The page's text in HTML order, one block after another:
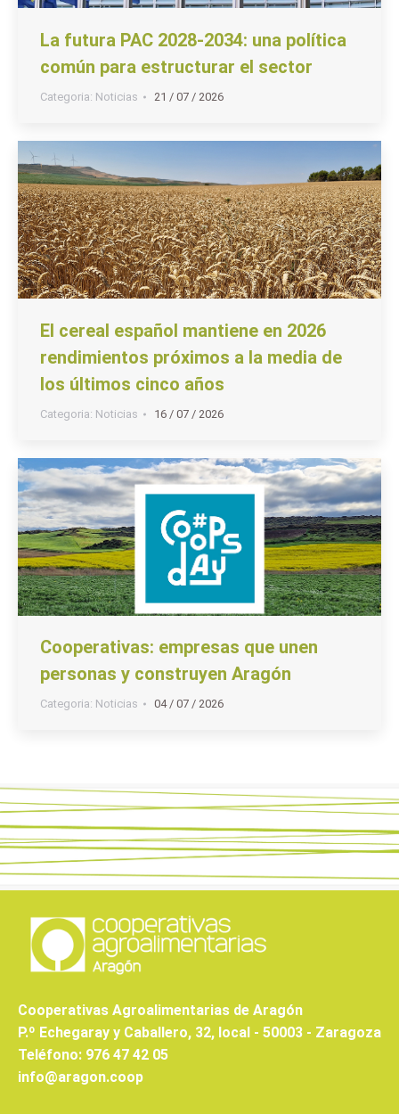
La futura PAC 2028-2034: una política
común para estructurar el sector
Categoria: Noticias 21 / 07 / 2026
El cereal español mantiene en 2026
rendimientos próximos a la media de
los últimos cinco años
Categoria: Noticias 16 / 07 / 2026
Cooperativas: empresas que unen
personas y construyen Aragón
Categoria: Noticias 04 / 07 / 2026
Cooperativas Agroalimentarias de Aragón
P.º Echegaray y Caballero, 32, local - 50003 - Zaragoza
Teléfono: 976 47 42 05
info@aragon.coop